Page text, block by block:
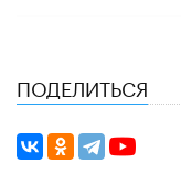
ПОДЕЛИТЬСЯ